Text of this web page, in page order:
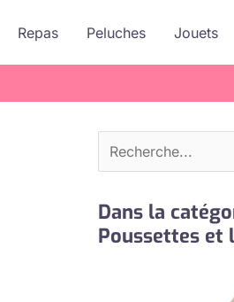
Repas Peluches Jouets
e
c
h
e
h
e
Dans la
Poussettes et